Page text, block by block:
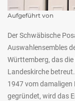
Aufgeführt von
Der Schwäbische
Auswahlensembles
Württemberg, das
Landeskirche betreut.
1947 vom
gegründet, wird das